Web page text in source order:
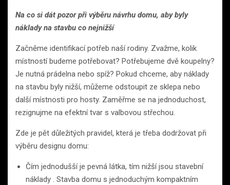
Na co si dát pozor při výběru návrhu domu, aby byly
náklady na stavbu co nejnižší
Začněme identifikací potřeb naší rodiny. Zvažme, kolik
místností budeme potřebovat? Potřebujeme dvě koupelny?
Je nutná prádelna nebo spíž? Pokud chceme, aby náklady
na stavbu byly nižší, můžeme odstoupit ze sklepa nebo
další místnosti pro hosty. Zaměřme se na jednoduchost,
rezignujme na efektní tvar s valbovou střechou.
Zde je pět důležitých pravidel, která je třeba dodržovat při
výběru designu domu:
Čím jednodušší je pevná látka, tím nižší jsou stavební
náklady . Stavba domu s jednoduchým kompaktním